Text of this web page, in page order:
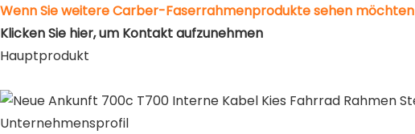
Wenn Sie weitere Carber-Faserrahmenprodukte sehen möchten
Klicken Sie hier, um Kontakt aufzunehmen
Hauptprodukt
Unternehmensprofil